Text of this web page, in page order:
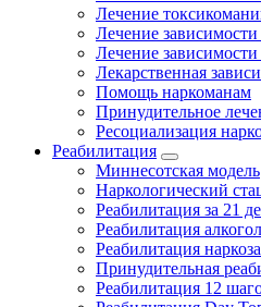
Лечение
Лечение
Лечение зависимости
Лекарственная
Помощь наркоманам
Принудительное
Ресоциализация
Реабилитация
Миннесотская модель
Наркологический
Реабилитация за 21
Реабилитация
Реабилитация
Принудительная
Реабилитация 12